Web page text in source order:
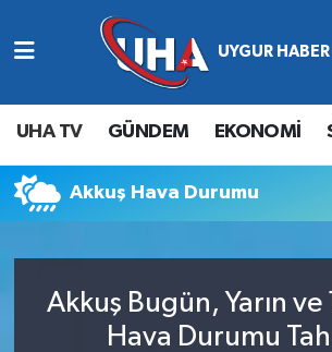
UHA TV GÜNDEM EKONOMİ
Akkuş Hava Durumu
Akkuş Bugün, Yarın ve
Hava Durumu
Abone Ol
Gündem
Ekonomi
Siyaset
Nöbetçi Eczaneler
Hava Durumu
Namaz Vakitleri
Süper Lig Puan Durumu ve